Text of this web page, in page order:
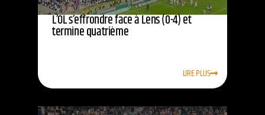
L’OL s’effrondre face à Lens (0-4) et
termine quatrième
LIRE PLUS